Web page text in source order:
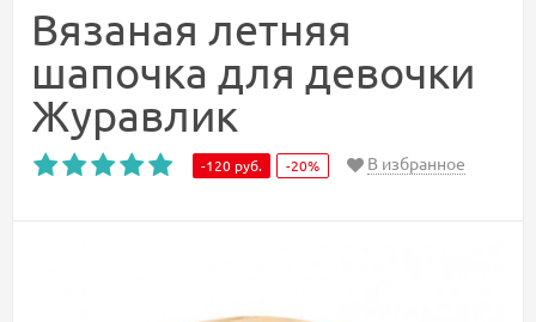
Вязаная летняя
шапочка для девочки
Журавлик
-120 руб. -20% В избранное